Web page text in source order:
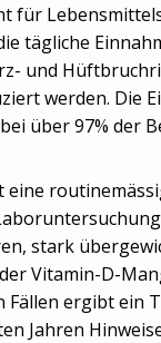
für
tägliche
und
werden. Die
über 97% der
eine
stark
Vitamin-D-
Fällen ergibt ein
Jahren